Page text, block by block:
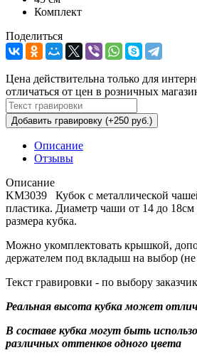
Комплект
Поделиться
Цена действительна только для
отличаться от цен в розничных
Добавить гравировку (+250 руб.)
Описание
Отзывы
Описание
KM3039 Кубок с металлической
пластика. Диаметр чаши от 14 до 18см
размера кубка.
Можно укомплектовать крышкой,
держателем под вкладыш на выбор (не
Текст гравировки - по выбору
Реальная высота кубка может
В составе кубка могут быть
различных оттенков одного цвета